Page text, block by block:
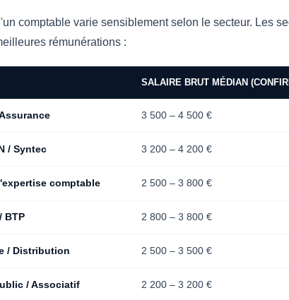
comptable varie sensiblement selon le secteur. Les
rémunérations :
SALAIRE BRUT MÉDIAN
3 500 – 4 500 €
/ Syntec 3 200 – 4 200 €
comptable 2 500 – 3 800 €
BTP 2 800 – 3 800 €
/ Distribution 2 500 – 3 500 €
/ Associatif 2 200 – 3 200 €